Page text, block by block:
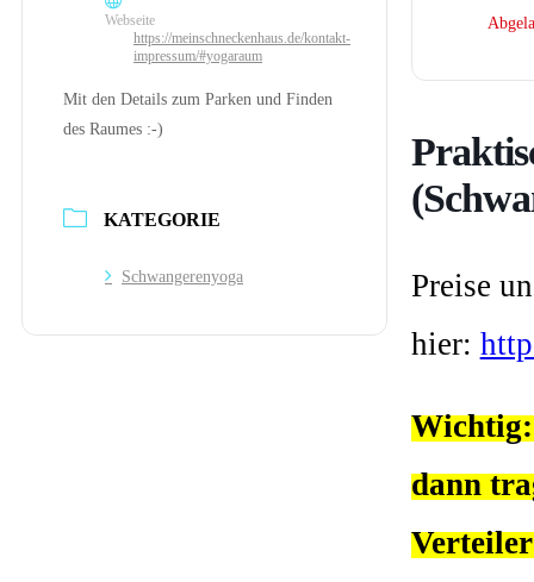
Webseite
https://meinschneckenhaus.de/kontakt-
impressum/#yogaraum
Mit den Details zum Parken und Finden
des Raumes :-)
KATEGORIE
Schwangerenyoga
Preise
hier:
Wichtig:
dann